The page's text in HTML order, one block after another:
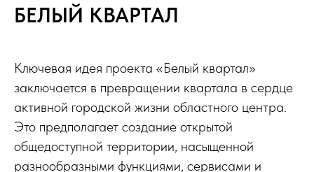
БЕЛЫЙ КВАРТАЛ
Ключевая идея проекта «Белый квартал»
заключается в превращении квартала в сердце
активной городской жизни областного центра.
Это предполагает создание открытой
общедоступной территории, насыщенной
разнообразными функциями, сервисами и